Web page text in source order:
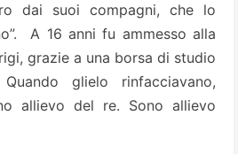
dai suoi compagni, che lo
A 16 anni fu ammesso alla
grazie a una borsa di studio
glielo rinfacciavano,
allievo del re. Sono allievo